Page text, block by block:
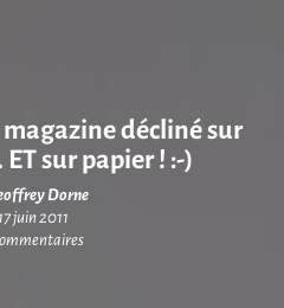
magazine décliné sur
sur papier ! :-)
Dorne
juin 2011